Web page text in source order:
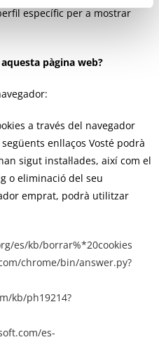
específic per a mostrar
pàgina web?
a través del navegador
enllaços Vosté podrà
sigut instal·lades, així com el
o eliminació del seu
emprat, podrà utilitzar
es/kb/borrar%*20cookies
chrome/bin/answer.py?
kb/ph19214?
es-